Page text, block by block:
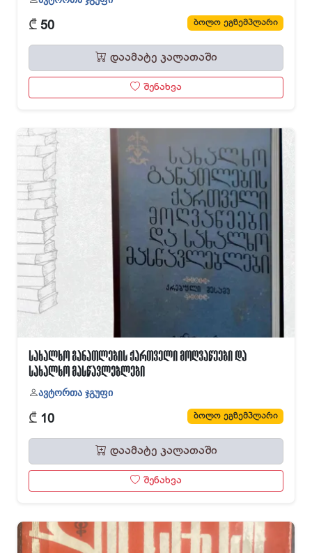
₾ 50 ბოლო ეგზემპლარი
დაამატე კალათაში
შენახვა
სახალხო განათლების ქართველი მოღვაწეები და
სახალხო მასწავლებლები
ავტორთა ჯგუფი
₾ 10 ბოლო ეგზემპლარი
დაამატე კალათაში
შენახვა